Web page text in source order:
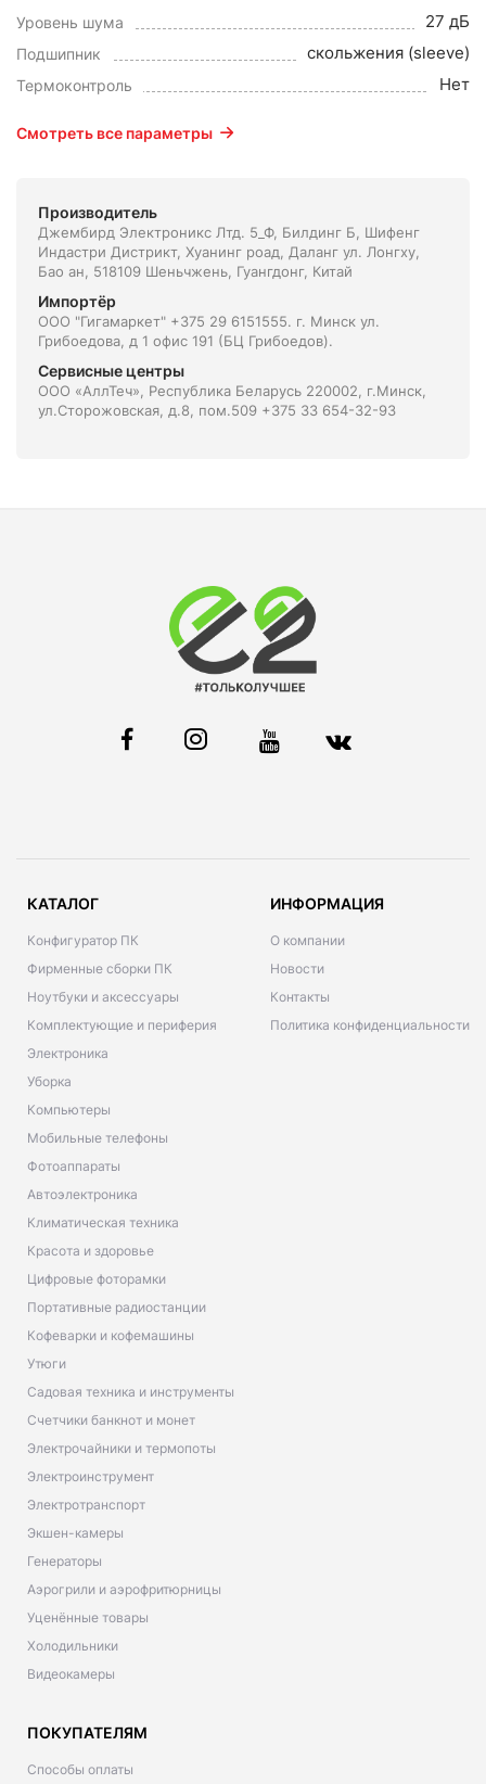
Уровень шума 27 дБ
Подшипник скольжения (sleeve)
Термоконтроль Нет
Смотреть все параметры
Производитель
Джембирд Электроникс Лтд. 5_Ф, Билдинг Б, Шифенг
Индастри Дистрикт, Хуанинг роад, Даланг ул. Лонгху,
Бао ан, 518109 Шеньчжень, Гуангдонг, Китай
Импортёр
ООО "Гигамаркет" +375 29 6151555. г. Минск ул.
Грибоедова, д 1 офис 191 (БЦ Грибоедов).
Сервисные центры
ООО «АллТеч», Республика Беларусь 220002, г.Минск,
ул.Сторожовская, д.8, пом.509 +375 33 654-32-93
КАТАЛОГ
Конфигуратор ПК
Фирменные сборки ПК
Ноутбуки и аксессуары
Комплектующие и периферия
Электроника
Уборка
Компьютеры
Мобильные телефоны
Фотоаппараты
Автоэлектроника
Климатическая техника
Красота и здоровье
Цифровые фоторамки
Портативные радиостанции
Кофеварки и кофемашины
Утюги
Садовая техника и инструменты
Счетчики банкнот и монет
Электрочайники и термопоты
Электроинструмент
Электротранспорт
Экшен-камеры
Генераторы
Аэрогрили и аэрофритюрницы
Уценённые товары
Холодильники
Видеокамеры
ИНФОРМАЦИЯ
О компании
Новости
Контакты
Политика конфиденциальности
ПОКУПАТЕЛЯМ
Способы оплаты